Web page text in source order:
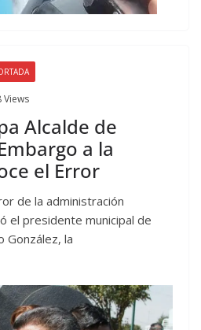
Views
Alcalde de
a la
el Error
de la administración
el presidente municipal de
González, la